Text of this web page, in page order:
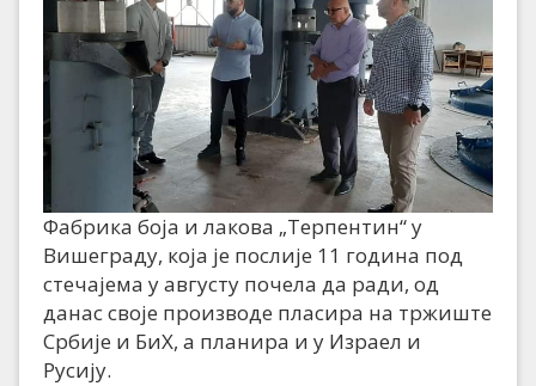
Фабрика боја и лакова „Терпентин“ у
Вишеграду, која је послије 11 година под
стечајема у августу почела да ради, од
данас своје производе пласира на тржиште
Србије и БиХ, а планира и у Израел и
Русију.